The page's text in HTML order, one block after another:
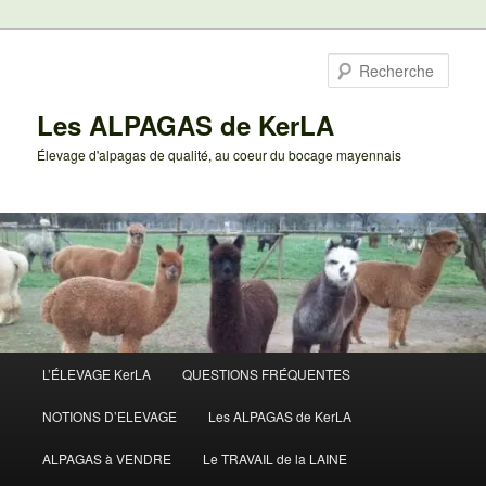
Les ALPAGAS de KerLA
Élevage d'alpagas de qualité, au coeur du bocage mayennais
principal
L’ÉLEVAGE KerLA QUESTIONS FRÉQUENTES
NOTIONS D’ELEVAGE Les ALPAGAS de KerLA
ALPAGAS à VENDRE Le TRAVAIL de la LAINE